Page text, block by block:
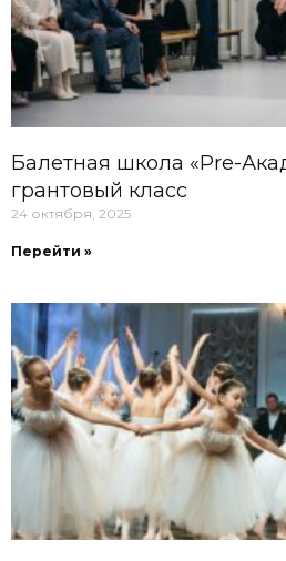
Балетная школа «Pre-
грантовый класс
24 октября, 2025
Перейти »